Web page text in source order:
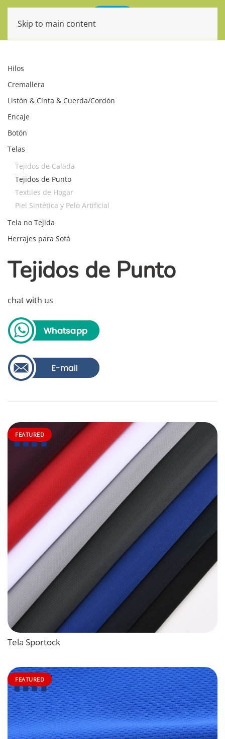
Skip to main content
Hilos
Cremallera
Listón & Cinta & Cuerda/Cordón
Encaje
Botón
Telas
Tejidos de Calada
Tejidos de Punto
Textiles de Hogar
Piel Sintética y Pelo Artificial
Tela no Tejida
Herrajes para Sofá
Tejidos de Punto
chat with us
FEATURED
Tela Sportock
FEATURED